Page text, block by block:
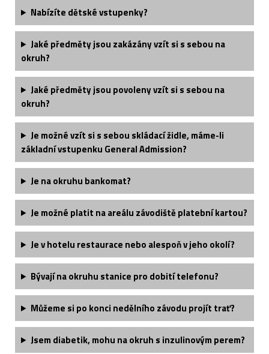
Nabízíte dětské vstupenky?
Jaké předměty jsou zakázány vzít si s sebou na
okruh?
Jaké předměty jsou povoleny vzít si s sebou na
okruh?
Je možné vzít si s sebou skládací židle, máme-li
základní vstupenku General Admission?
Je na okruhu bankomat?
Je možné platit na areálu závodiště platební kartou?
Je v hotelu restaurace nebo alespoň v jeho okolí?
Bývají na okruhu stanice pro dobití telefonu?
Můžeme si po konci nedělního závodu projít trať?
Jsem diabetik, mohu na okruh s inzulinovým perem?